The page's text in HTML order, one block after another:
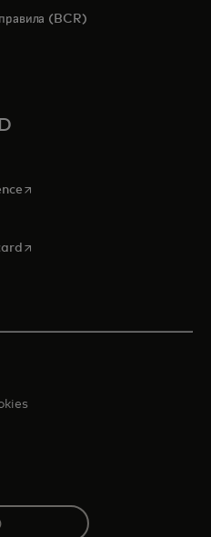
(BCR)
opens in a new tab
in a new tab
opens in a new tab
in a new tab